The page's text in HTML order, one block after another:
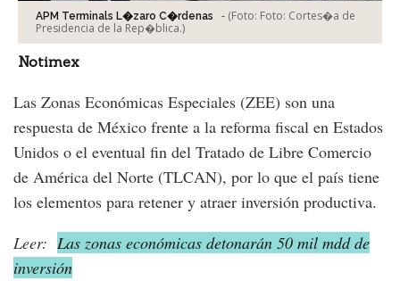
APM Terminals L�zaro C�rdenas - (Foto: Foto: Cortes�a de
Presidencia de la Rep�blica.)
Notimex
Las Zonas Económicas Especiales (ZEE) son una
respuesta de México frente a la reforma fiscal en Estados
Unidos o el eventual fin del Tratado de Libre Comercio
de América del Norte (TLCAN), por lo que el país tiene
los elementos para retener y atraer inversión productiva.
Leer: Las zonas económicas detonarán 50 mil mdd de
inversión